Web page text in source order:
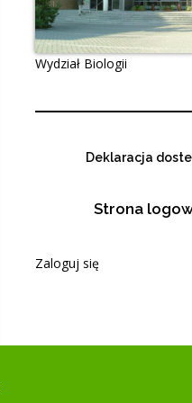
Wydział Biologii
Deklaracja
Strona
Zaloguj się